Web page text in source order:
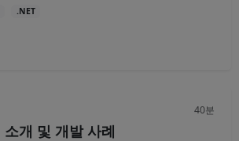
.NET
40분
개 및 개발 사례